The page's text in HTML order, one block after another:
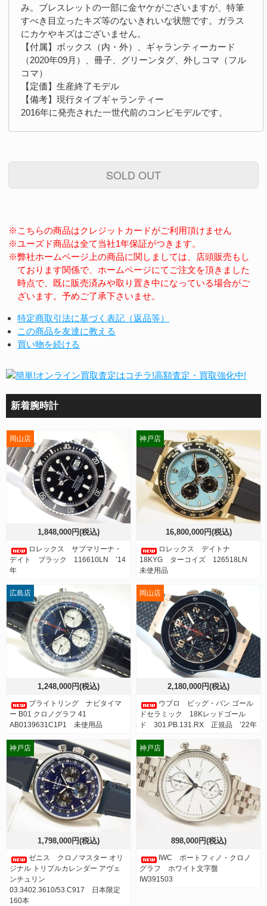
み。ブレスレットの一部に金ヤケがございますが、特筆
すべき目立ったキズ等のないきれいな状態です。ガラス
にカケやキズはございません。
【付属】ボックス（内・外）、ギャランティーカード
（2020年09月）、冊子、グリーンタグ、外しコマ（フル
コマ）
【定価】生産終了モデル
【備考】現行タイプギャランティー
2016年に発売された一世代前のコンビモデルです。
SOLD OUT
※こちらの商品はクレジットカードがご利用頂けません
※ユーズド商品は全て当社1年保証がつきます。
※弊社ホームページ上の商品に関しましては、店頭販売もし
ております関係で、ホームページにてご注文を頂きました
時点で、既に販売済みや取り置き中になっている場合がご
ざいます。予めご了承下さいませ。
特定商取引法に基づく表記（返品等）
この商品を友達に教える
買い物を続ける
新着腕時計
1,848,000円(税込)
ロレックス サブマリーナ・
デイト ブラック 116610LN ’14
年
岡山店
16,800,000円(税込)
ロレックス デイトナ
18KYG ターコイズ 126518LN
未使用品
神戸店
1,248,000円(税込)
ブライトリング ナビタイマ
ー B01 クロノグラフ 41
AB0139631C1P1 未使用品
広島店
2,180,000円(税込)
ウブロ ビッグ・バン ゴール
ドセラミック 18Kレッドゴール
ド 301.PB.131.RX 正規品 ’22年
岡山店
1,798,000円(税込)
ゼニス クロノマスター オリ
ジナル トリプルカレンダー アヴェ
ンチュリン
03.3402.3610/53.C917 日本限定
160本
神戸店
898,000円(税込)
IWC ポートフィノ・クロノ
グラフ ホワイト文字盤
IW391503
神戸店